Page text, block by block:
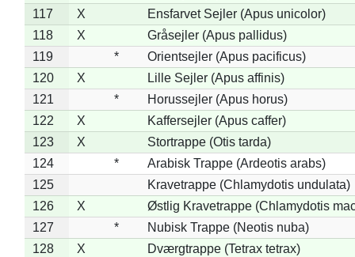
117
X
Ensfarvet Sejler (Apus unicolor)
118
X
Gråsejler (Apus pallidus)
119
*
Orientsejler (Apus pacificus)
120
X
Lille Sejler (Apus affinis)
121
*
Horussejler (Apus horus)
122
X
Kaffersejler (Apus caffer)
123
X
Stortrappe (Otis tarda)
124
*
Arabisk Trappe (Ardeotis arabs)
125
Kravetrappe (Chlamydotis undulata)
126
X
Østlig Kravetrappe (Chlamydotis
127
*
Nubisk Trappe (Neotis nuba)
128
X
Dværgtrappe (Tetrax tetrax)